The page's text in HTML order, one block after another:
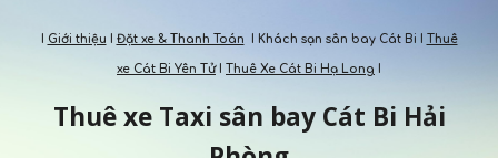
Giới thiệu Đặt xe & Thanh Toán I Khách sạn sân bay Cát Bi I Thuê
xe Cát Bi Yên TửI Thuê Xe Cát Bi Hạ Long
Thuê xe Taxi sân bay Cát Bi Hải